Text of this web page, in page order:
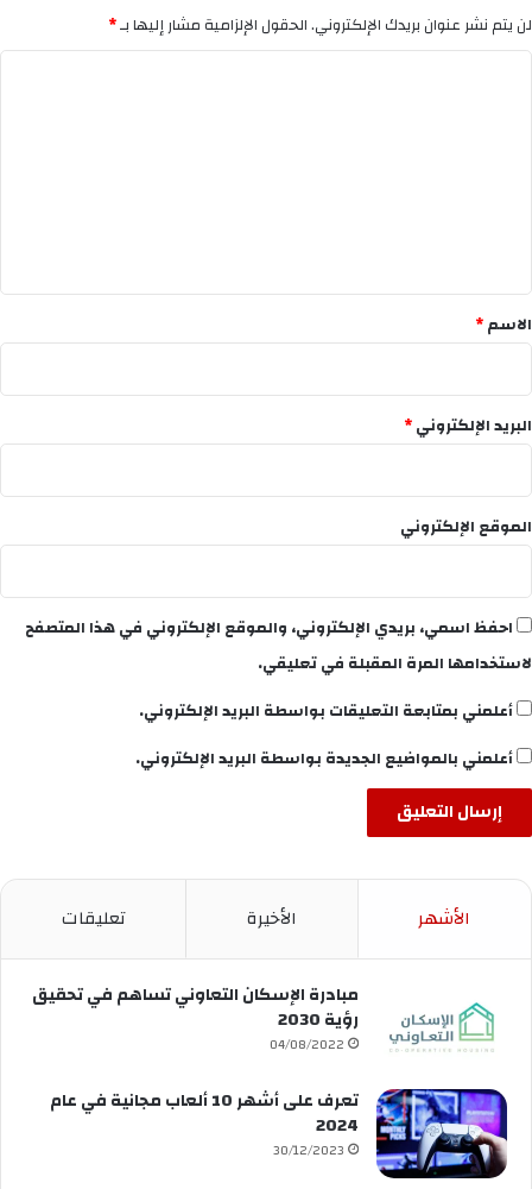
لن يتم نشر عنوان بريدك الإلكتروني.الحقول الإلزامية مشار إليها بـ*
*
الاسم*
البريد الإلكتروني*
الموقع الإلكتروني
احفظ اسمي، بريدي الإلكتروني، والموقع الإلكتروني في هذا المتصفح
لاستخدامها المرة المقبلة في تعليقي.
أعلمني بمتابعة التعليقات بواسطة البريد الإلكتروني.
أعلمني بالمواضيع الجديدة بواسطة البريد الإلكتروني.
الأشهر الأخيرة تعليقات
مبادرة الإسكان التعاوني تساهم في تحقيق
رؤية 2030
04/08/2022
تعرف على أشهر 10 ألعاب مجانية في عام
2024
30/12/2023